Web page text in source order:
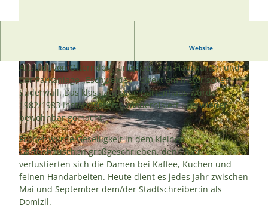
© Anna Mutter |CC-BY
© Christoph Partsch | CC-BY-SA
Route Website
Altstadt von Otterndorf, umgeben von Hausgärten und
der Parkanlage „Eschweide“ – direkt am historischen
Süderwall. Das klassizistische Gartenhaus wurde
1982/1983 instandgesetzt, modernisiert und wieder
bewohnbar gemacht.
Früher wurde Geselligkeit in dem kleinen
Gartenhäuschen großgeschrieben, denn hier
verlustierten sich die Damen bei Kaffee, Kuchen und
feinen Handarbeiten. Heute dient es jedes Jahr zwischen
Mai und September dem/der Stadtschreiber:in als
Domizil.